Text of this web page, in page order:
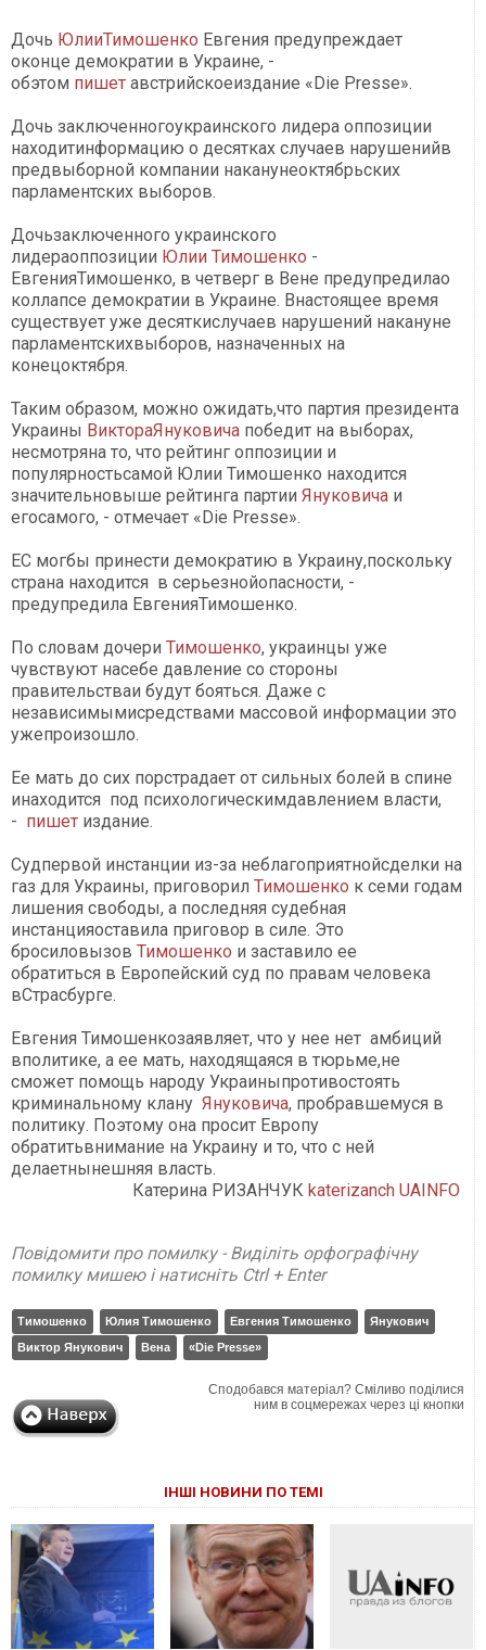
Дочь ЮлииТимошенко Евгения предупреждает
оконце демократии в Украине, -
обэтом пишет австрийскоеиздание «Die Presse».
Дочь заключенногоукраинского лидера оппозиции
находитинформацию о десятках случаев нарушенийв
предвыборной компании наканунеоктябрьских
парламентских выборов.
Дочьзаключенного украинского
лидераоппозиции Юлии Тимошенко -
ЕвгенияТимошенко, в четверг в Вене предупредилао
коллапсе демократии в Украине. Внастоящее время
существует уже десяткислучаев нарушений накануне
парламентскихвыборов, назначенных на
конецоктября.
Таким образом, можно ожидать,что партия президента
Украины ВиктораЯнуковича победит на выборах,
несмотряна то, что рейтинг оппозиции и
популярностьсамой Юлии Тимошенко находится
значительновыше рейтинга партии Януковича и
егосамого, - отмечает «Die Presse».
ЕС могбы принести демократию в Украину,поскольку
страна находится в серьезнойопасности, -
предупредила ЕвгенияТимошенко.
По словам дочери Тимошенко, украинцы уже
чувствуют насебе давление со стороны
правительстваи будут бояться. Даже с
независимымисредствами массовой информации это
ужепроизошло.
Ее мать до сих порстрадает от сильных болей в спине
инаходится под психологическимдавлением власти,
- пишет издание.
Судпервой инстанции из-за неблагоприятнойсделки на
газ для Украины, приговорил Тимошенко к семи годам
лишения свободы, а последняя судебная
инстанцияоставила приговор в силе. Это
бросиловызов Тимошенко и заставило ее
обратиться в Европейский суд по правам человека
вСтрасбурге.
Евгения Тимошенкозаявляет, что у нее нет амбиций
вполитике, а ее мать, находящаяся в тюрьме,не
сможет помощь народу Украиныпротивостоять
криминальному клану Януковича, пробравшемуся в
политику. Поэтому она просит Европу
обратитьвнимание на Украину и то, что с ней
делаетнынешняя власть.
Катерина РИЗАНЧУКkaterizanch UAINFO
Повідомити про помилку - Виділіть орфографічну
помилку мишею і натисніть Ctrl + Enter
Тимошенко Юлия Тимошенко Евгения Тимошенко
Янукович
Виктор Янукович
Вена «Die Presse»
Сподобався матеріал? Сміливо поділися
ним в соцмережах через ці кнопки
ІНШІ НОВИНИ ПО ТЕМІ